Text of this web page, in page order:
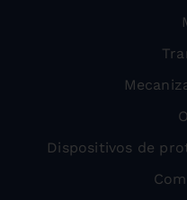
Dispositivos de